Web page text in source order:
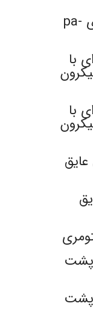
عایق الاستومری لوله ای pa-
با
130 میکرون
با
130 میکرون
عایق
پشت
پشت